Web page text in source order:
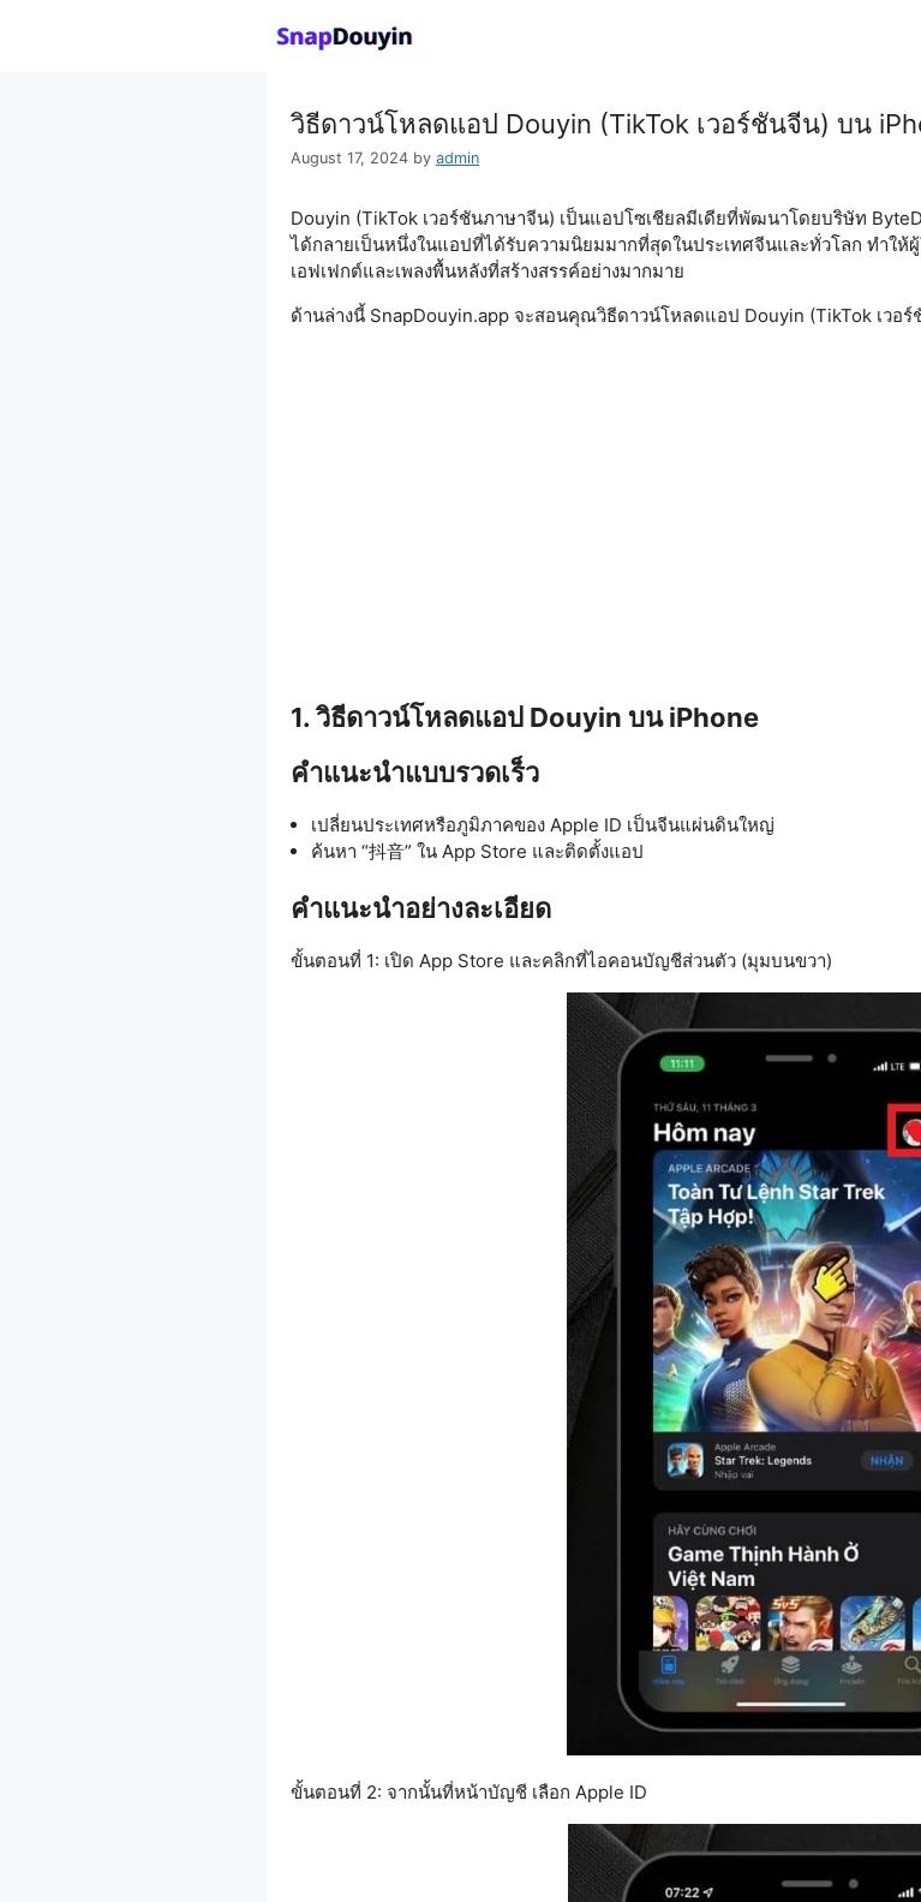
วิธีดาวน์โหลดแอป Douyin (TikTok เวอร์ชันจีน) บน
August 17, 2024 by admin
Douyin (TikTok เวอร์ชันภาษาจีน) เป็นแอปโซเชียลมีเดียที่พัฒนาโดยบริษัท
ได้กลายเป็นหนึ่งในแอปที่ได้รับความนิยมมากที่สุดในประเทศจีนและทั่วโลก ทำใ
เอฟเฟกต์และเพลงพื้นหลังที่สร้างสรรค์อย่างมากมาย
ด้านล่างนี้ SnapDouyin.app จะสอนคุณวิธีดาวน์โหลดแอป Douyin (TikTok เวอ
1. วิธีดาวน์โหลดแอป Douyin บน iPhone
คำแนะนำแบบรวดเร็ว
เปลี่ยนประเทศหรือภูมิภาคของ Apple ID เป็นจีนแผ่นดินใหญ่
ค้นหา “抖音” ใน App Store และติดตั้งแอป
คำแนะนำอย่างละเอียด
ขั้นตอนที่ 1: เปิด App Store และคลิกที่ไอคอนบัญชีส่วนตัว (มุมบนขวา)
ขั้นตอนที่ 2: จากนั้นที่หน้าบัญชี เลือก Apple ID